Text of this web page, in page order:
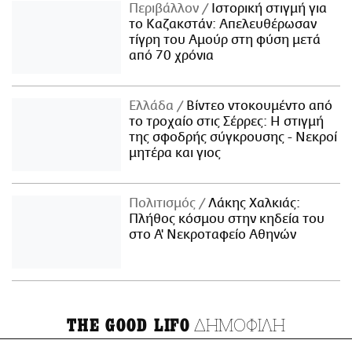
Περιβάλλον
Ιστορική στιγμή για
το Καζακστάν: Απελευθέρωσαν
τίγρη του Αμούρ στη φύση μετά
από 70 χρόνια
Ελλάδα
Βίντεο ντοκουμέντο από
το τροχαίο στις Σέρρες: Η στιγμή
της σφοδρής σύγκρουσης - Νεκροί
μητέρα και γιος
Πολιτισμός
Λάκης Χαλκιάς:
Πλήθος κόσμου στην κηδεία του
στο Α' Νεκροταφείο Αθηνών
THE GOOD LIFO ΔΗΜΟΦΙΛΗ